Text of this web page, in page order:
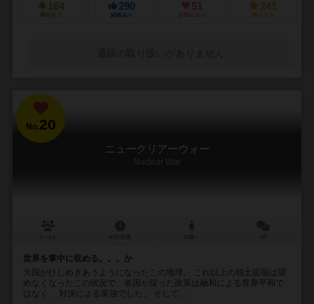
164
興味あり
290
経験あり
51
お気に入り
241
持ってる
No.20
ニュークリアーウォー
Nuclear War
世界を掌中に収める。。。か
大国がひしめきあうようになったこの地球。 これ以上の領土拡張は望
めなくなったこの状況で、各国が採った政策は融和による世界平和で
はなく、 対決による富強でした。 そして、...